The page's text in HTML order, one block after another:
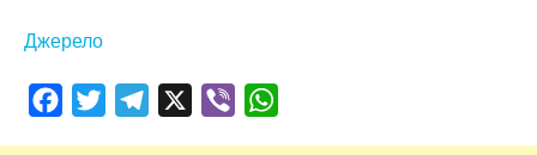
Джерело
FacebookTwitterTelegram Viber